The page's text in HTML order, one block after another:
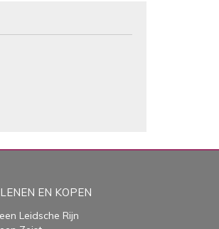
EN KOPEN
Leidsche Rijn